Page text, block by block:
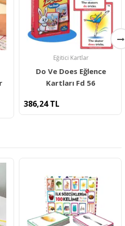
Eğitici Kartlar
Do Ve Does Eğlence
Kartları Fd 56
386,24TL